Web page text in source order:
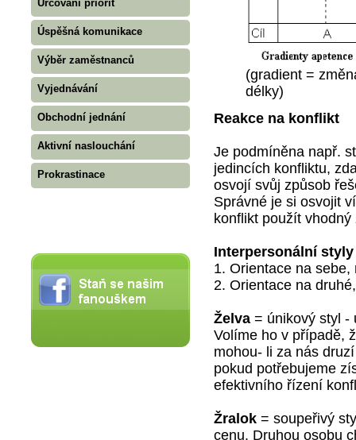
Určování priorit
Úspěšná komunikace
Výběr zaměstnanců
Vyjednávání
Obchodní jednání
Aktivní naslouchání
Prokrastinace
(gradient =
délky)
Reakce na konflikt
Je podmíněna např.
jedincích konfliktu,
osvojí svůj způsob
Správné je si osvojit
konflikt použít
Interpersonální
1. Orientace na sebe,
2. Orientace na
Želva = únikový styl -
Volíme ho v případě,
mohou- li za nás
pokud potřebujeme
efektivního řízení
Žralok = soupeřivý
cenu. Druhou osobu